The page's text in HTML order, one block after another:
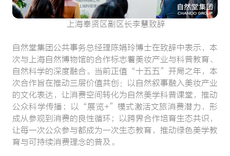
上海奉贤区副区长李慧致辞
自然堂集团公共事务总经理陈娟玲博士在致辞中表示，本
次与上海自然博物馆的合作标志着美妆产业与科普教育、
自然科学的深度融合。当前正值“十五五”开局之年，本
次合作旨在推动三层价值共创：以自然叙事融入美妆产业
的文化表达，让消费空间转化为自然美学科普课堂，推动
公众科学传播；以“展览+”模式激活文旅消费潜力，形
成从参观到消费的良性循环；以跨界合作培育生态共识，
让每一次公众参与都成为一次生态教育，推动绿色美学教
育与可持续消费理念的普及。